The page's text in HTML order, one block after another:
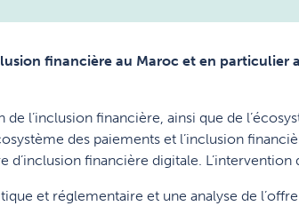
financière au Maroc et en
l’inclusion financière, ainsi que de
des paiements et l’inclusion
financière digitale. L’intervention
et réglementaire et une analyse de